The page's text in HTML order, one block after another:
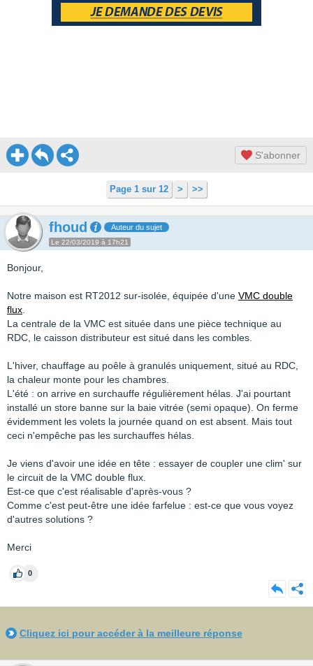
S'abonner
Page 1 sur 12 > >>
fhoud Auteur du sujet
Le 22/03/2019 à 17h21
Bonjour,
Notre maison est RT2012 sur-isolée, équipée d'une VMC double
flux
La centrale de la VMC est située dans une pièce technique au
RDC, le caisson distributeur est situé dans les combles.
L'hiver, chauffage au poêle à granulés uniquement, situé au RDC,
la chaleur monte pour les chambres.
L'été : on arrive en surchauffe régulièrement hélas. J'ai pourtant
installé un store banne sur la baie vitrée (semi opaque). On ferme
évidemment les volets la journée quand on est absent. Mais tout
ceci n'empêche pas les surchauffes hélas.
Je viens d'avoir une idée en tête : essayer de coupler une clim' sur
le circuit de la VMC double flux.
Est-ce que c'est réalisable d'après-vous ?
Comme c'est peut-être une idée farfelue : est-ce que vous voyez
d'autres solutions ?
Merci
0
Cliquez ici pour accéder à la meilleure réponse